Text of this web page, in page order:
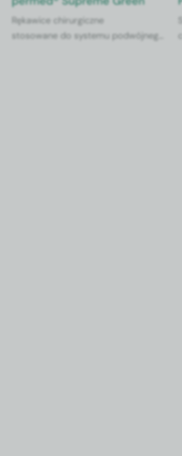
Rękaw­ice chirur­giczne
stosowane do sys­te­mu pod­wójnego